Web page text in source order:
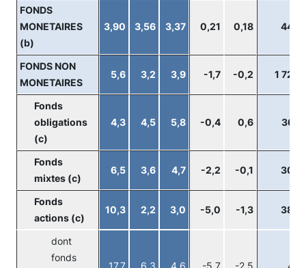
FONDS
MONETAIRES
(b)
3,90 3,56 3,37 0,21 0,18 440
FONDS NON
MONETAIRES
5,6 3,2 3,9 -1,7 -0,2 1 720
Fonds
obligations
(c)
4,3 4,5 5,8 -0,4 0,6 363
Fonds
mixtes (c)
6,5 3,6 4,7 -2,2 -0,1 303
Fonds
actions (c)
10,3 2,2 3,0 -5,0 -1,3 380
dont
fonds